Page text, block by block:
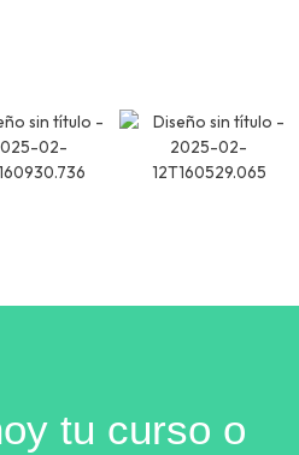
tu curso o